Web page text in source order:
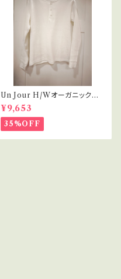
Un Jour H/Wオーガニックコッ
トン ヘンリーネック
¥9,653
35%OFF